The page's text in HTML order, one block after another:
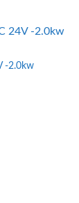
-2.0kw